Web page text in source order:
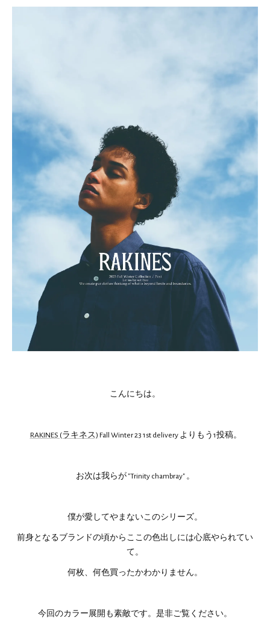
こんにちは。
RAKINES (ラキネス) Fall Winter 23 1st delivery よりもう1投稿。
お次は我らが "Trinity chambray" 。
僕が愛してやまないこのシリーズ。
前身となるブランドの頃からここの色出しには心底やられてい
て。
何枚、何色買ったかわかりません。
今回のカラー展開も素敵です。是非ご覧ください。